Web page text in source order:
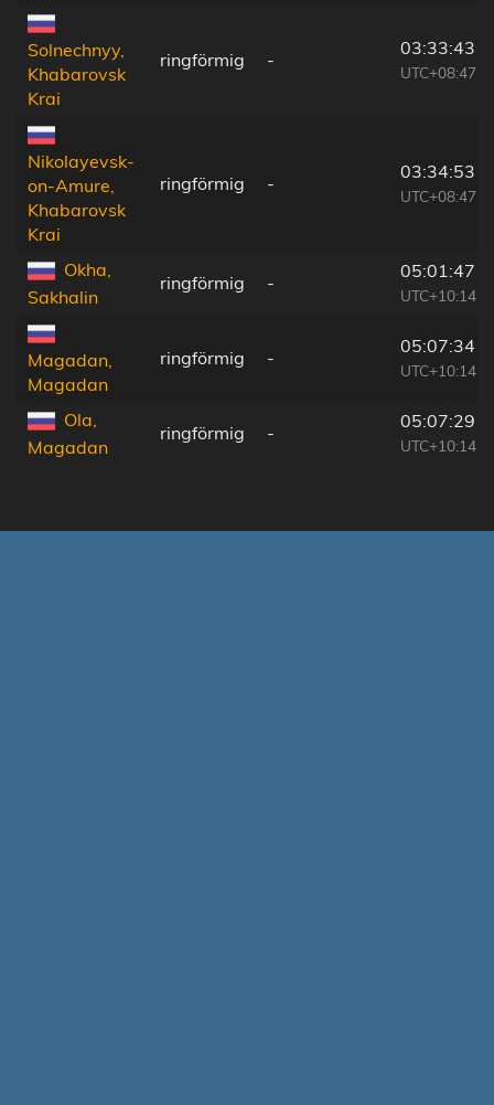
Solnechnyy,
Khabarovsk
Krai
ringförmig -
03:33:43
UTC+08:47
Nikolayevsk-
on-Amure,
Khabarovsk
Krai
ringförmig -
03:34:53
UTC+08:47
Okha,
Sakhalin
ringförmig -
05:01:47
UTC+10:14
Magadan,
Magadan
ringförmig -
05:07:34
UTC+10:14
Ola,
Magadan
ringförmig -
05:07:29
UTC+10:14